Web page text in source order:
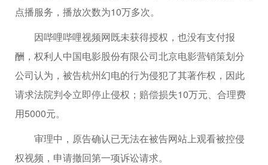
点播服务，播放次数为10万多次。
因哔哩哔哩视频网既未获得授权，也没有支付报
酬，权利人中国电影股份有限公司北京电影营销策划分
公司认为，被告杭州幻电的行为侵犯了其著作权，因此
请求法院判令立即停止侵权；赔偿损失10万元、合理费
用5000元。
审理中，原告确认已无法在被告网站上观看被控侵
权视频，申请撤回第一项诉讼请求。